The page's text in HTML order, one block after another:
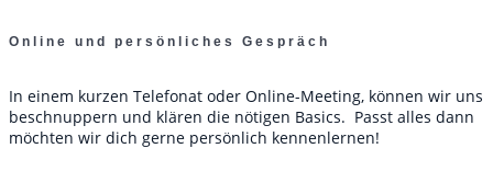
Online und persönliches Gespräch
In einem kurzen Telefonat oder Online-Meeting, können wir uns
beschnuppern und klären die nötigen Basics. Passt alles dann
möchten wir dich gerne persönlich kennenlernen!